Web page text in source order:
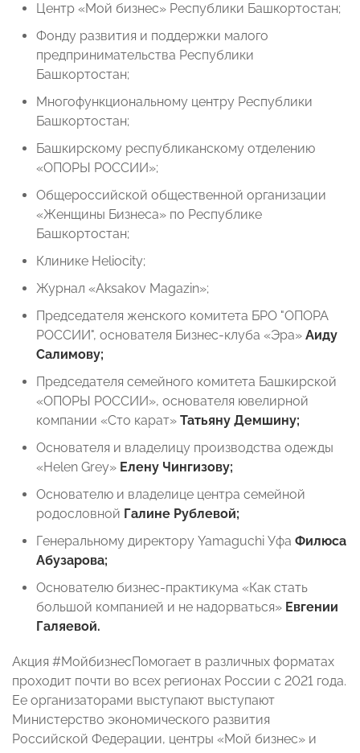
Центр «Мой бизнес» Республики Башкортостан;
Фонду развития и поддержки малого
предпринимательства Республики
Башкортостан;
Многофункциональному центру Республики
Башкортостан;
Башкирскому республиканскому отделению
«ОПОРЫ РОССИИ»;
Общероссийской общественной организации
«Женщины Бизнеса» по Республике
Башкортостан;
Клинике Heliocity;
Журнал «Aksakov Мagazin»;
Председателя женского комитета БРО "ОПОРА
РОССИИ", основателя Бизнес-клуба «Эра» Аиду
Салимову;
Председателя семейного комитета Башкирской
«ОПОРЫ РОССИИ», основателя ювелирной
компании «Сто карат» Татьяну Демшину;
Основателя и владелицу производства одежды
«Helen Grey» Елену Чингизову;
Основателю и владелице центра семейной
родословной Галине Рублевой;
Генеральному директору Yamaguchi Уфа Филюса
Абузарова;
Основателю бизнес-практикума «Как стать
большой компанией и не надорваться» Евгении
Галяевой.
Акция #МойбизнесПомогает в различных форматах
проходит почти во всех регионах России с 2021 года.
Ее организаторами выступают выступают
Министерство экономического развития
Российской Федерации, центры «Мой бизнес» и